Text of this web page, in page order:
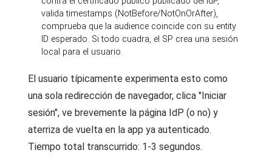
valida timestamps (NotBefore/NotOnOrAfter),
comprueba que la audience coincide con su entity
ID esperado. Si todo cuadra, el SP crea una sesión
local para el usuario.
El usuario típicamente experimenta esto como
una sola redirección de navegador, clica "Iniciar
sesión", ve brevemente la página IdP (o no) y
aterriza de vuelta en la app ya autenticado.
Tiempo total transcurrido: 1-3 segundos.